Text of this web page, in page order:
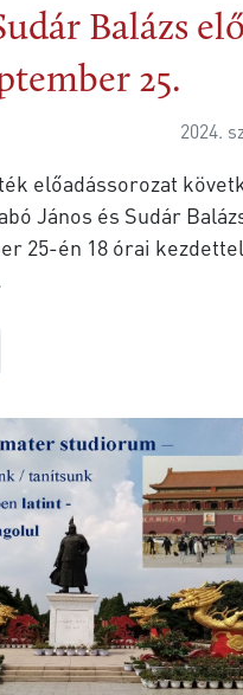
Balázs
25.
2024.
előadássorozat
János és Sudár
25-én 18 órai